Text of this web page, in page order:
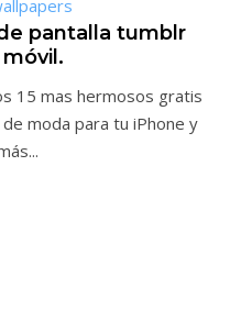
pantalla tumblr
15 mas hermosos gratis
moda para tu iPhone y